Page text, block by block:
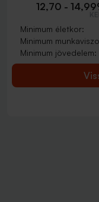
12,70 -
Minimum életkor:
Minimum
Minimum jövedelem: